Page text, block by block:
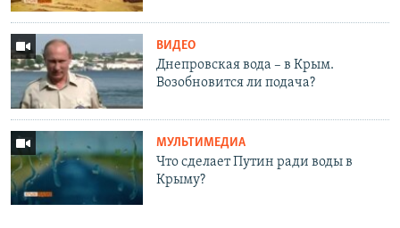
ВИДЕО
Днепровская вода – в Крым.
Возобновится ли подача?
МУЛЬТИМЕДИА
Что сделает Путин ради воды в
Крыму?